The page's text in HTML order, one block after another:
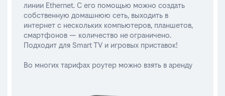
линии Ethernet. С его помощью можно создать
собственную домашнюю сеть, выходить в
интернет с нескольких компьютеров, планшетов,
смартфонов — количество не ограничено.
Подходит для Smart TV и игровых приставок!
Во многих тарифах роутер можно взять в аренду